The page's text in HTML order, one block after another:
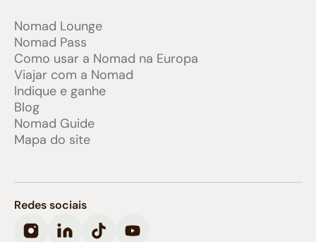
Nomad Lounge
Nomad Pass
Como usar a Nomad na Europa
Viajar com a Nomad
Indique e ganhe
Blog
Nomad Guide
Mapa do site
Redes sociais